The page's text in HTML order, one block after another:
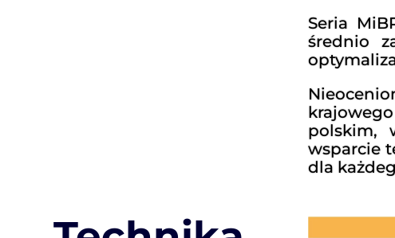
Seria
średnio
polskim,
wsparcie
dla